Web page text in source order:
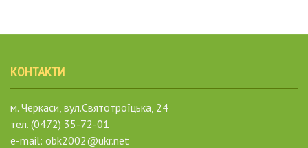
КОНТАКТИ
м. Черкаси, вул.Святотроїцька, 24
тел. (0472) 35-72-01
e-mail: obk2002@ukr.net